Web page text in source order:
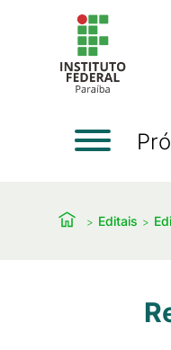
Editais